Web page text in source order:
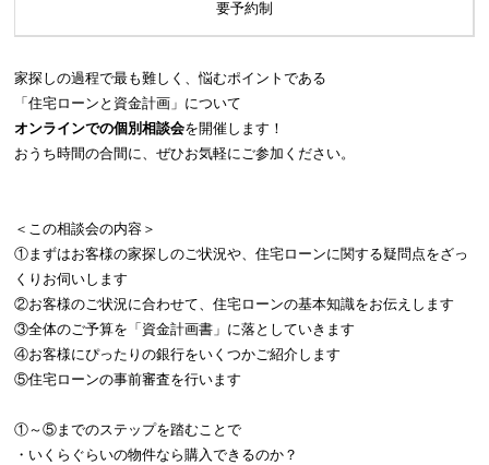
要予約制
家探しの過程で最も難しく、悩むポイントである
「住宅ローンと資金計画」について
オンラインでの個別相談会を開催します！
おうち時間の合間に、ぜひお気軽にご参加ください。
＜この相談会の内容＞
①まずはお客様の家探しのご状況や、住宅ローンに関する疑問点をざっ
くりお伺いします
②お客様のご状況に合わせて、住宅ローンの基本知識をお伝えします
③全体のご予算を「資金計画書」に落としていきます
④お客様にぴったりの銀行をいくつかご紹介します
⑤住宅ローンの事前審査を行います
①～⑤までのステップを踏むことで
・いくらぐらいの物件なら購入できるのか？